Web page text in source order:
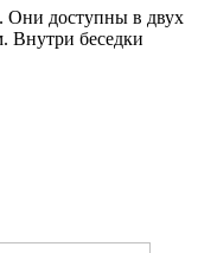
Они доступны в двух
Внутри беседки